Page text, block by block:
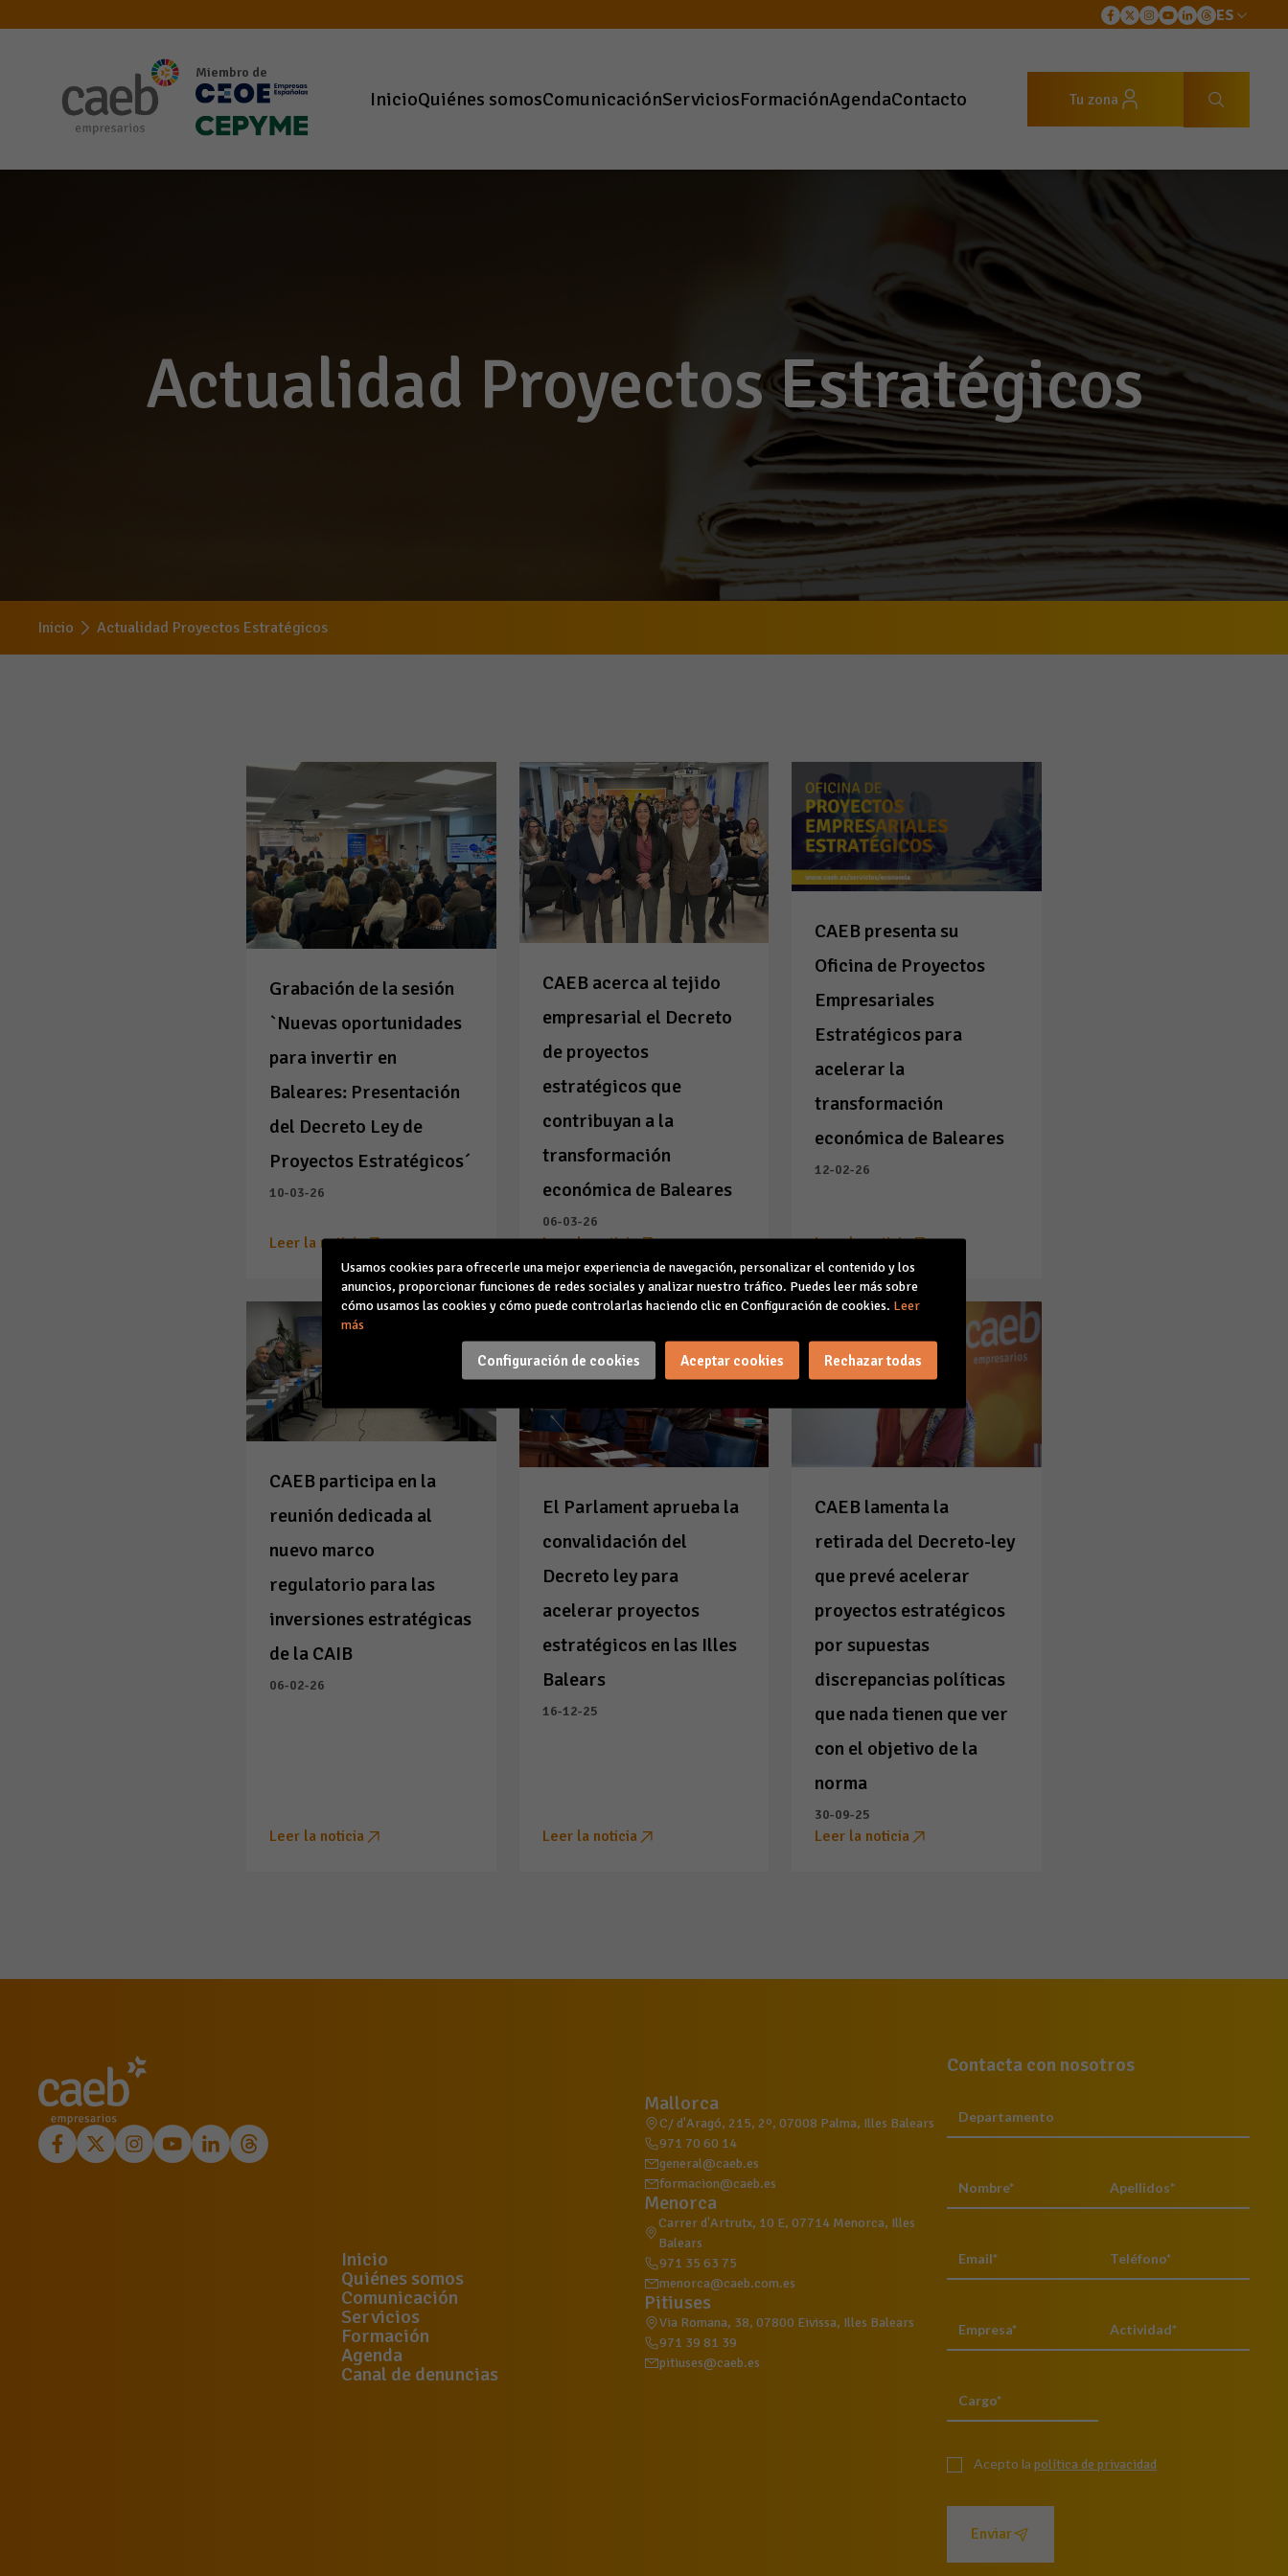
ES
Miembro de
InicioQuiénes somosComunicaciónServiciosFormaciónAgendaContacto Tu zona
Actualidad Proyectos Estratégicos
Inicio Actualidad Proyectos Estratégicos
Grabación de la sesión
`Nuevas oportunidades
para invertir en
Baleares: Presentación
del Decreto Ley de
Proyectos Estratégicos´
10-03-26
Leer la noticia
CAEB acerca al tejido
empresarial el Decreto
de proyectos
estratégicos que
contribuyan a la
transformación
económica de Baleares
06-03-26
Leer la noticia
CAEB presenta su
Oficina de Proyectos
Empresariales
Estratégicos para
acelerar la
transformación
económica de Baleares
12-02-26
Leer la noticia
CAEB participa en la
reunión dedicada al
nuevo marco
regulatorio para las
inversiones estratégicas
de la CAIB
06-02-26
Leer la noticia
El Parlament aprueba la
convalidación del
Decreto ley para
acelerar proyectos
estratégicos en las Illes
Balears
16-12-25
Leer la noticia
CAEB lamenta la
retirada del Decreto-ley
que prevé acelerar
proyectos estratégicos
por supuestas
discrepancias políticas
que nada tienen que ver
con el objetivo de la
norma
30-09-25
Leer la noticia
Inicio
Quiénes somos
Comunicación
Servicios
Formación
Agenda
Canal de denuncias
Mallorca
C/ d'Aragó, 215, 2º, 07008 Palma, Illes Balears
971 70 60 14
general@caeb.es
formacion@caeb.es
Menorca
Carrer d'Artrutx, 10 E, 07714 Menorca, Illes
Balears
971 35 63 75
menorca@caeb.com.es
Pitiuses
Via Romana, 38, 07800 Eivissa, Illes Balears
971 39 81 39
pitiuses@caeb.es
Contacta con nosotros
Acepto la política de privacidad
Enviar
Usamos cookies para ofrecerle una mejor experiencia de navegación, personalizar el contenido y los
anuncios, proporcionar funciones de redes sociales y analizar nuestro tráfico. Puedes leer más sobre
cómo usamos las cookies y cómo puede controlarlas haciendo clic en Configuración de cookies. Leer
más
Configuración de cookies Aceptar cookies Rechazar todas